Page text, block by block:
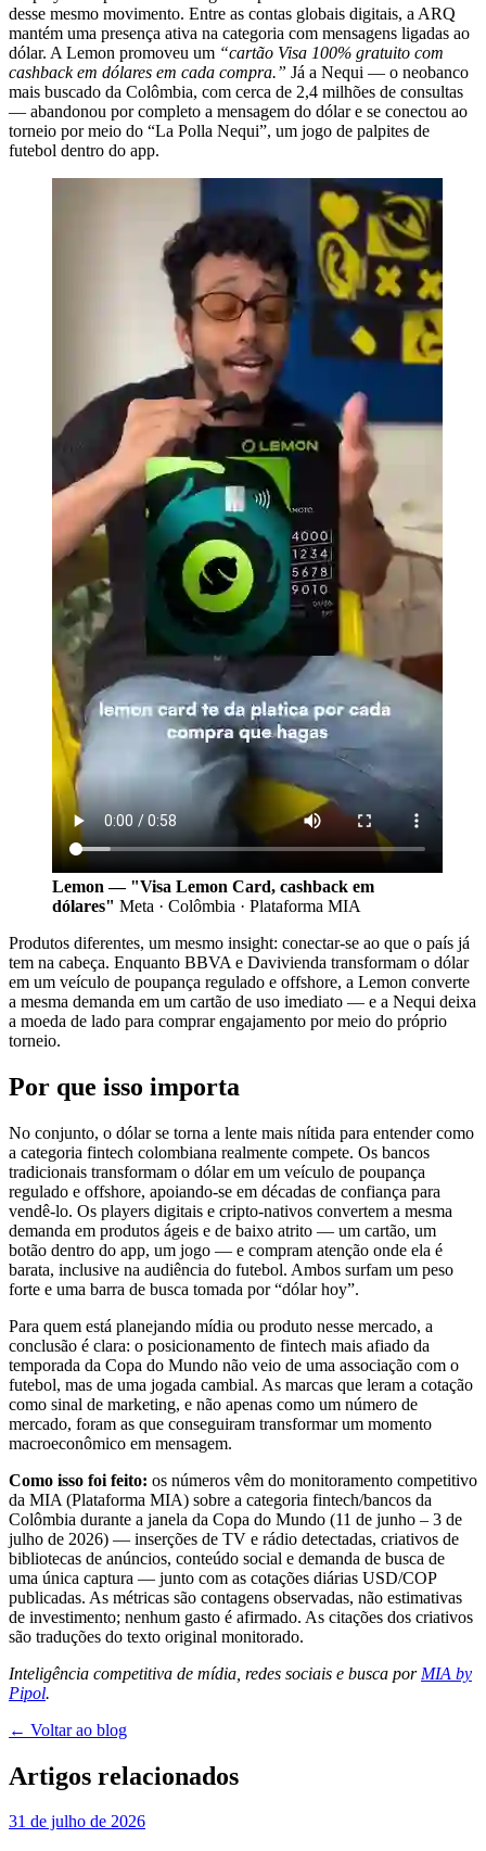
desse mesmo movimento. Entre as contas globais digitais, a ARQ
mantém uma presença ativa na categoria com mensagens ligadas ao
dólar. A Lemon promoveu um “cartão Visa 100% gratuito com
cashback em dólares em cada compra.” Já a Nequi — o neobanco
mais buscado da Colômbia, com cerca de 2,4 milhões de consultas
— abandonou por completo a mensagem do dólar e se conectou ao
torneio por meio do “La Polla Nequi”, um jogo de palpites de
futebol dentro do app.
Lemon — "Visa Lemon Card, cashback em
dólares" Meta · Colômbia · Plataforma MIA
Produtos diferentes, um mesmo insight: conectar-se ao que o país já
tem na cabeça. Enquanto BBVA e Davivienda transformam o dólar
em um veículo de poupança regulado e offshore, a Lemon converte
a mesma demanda em um cartão de uso imediato — e a Nequi deixa
a moeda de lado para comprar engajamento por meio do próprio
torneio.
Por que isso importa
No conjunto, o dólar se torna a lente mais nítida para entender como
a categoria fintech colombiana realmente compete. Os bancos
tradicionais transformam o dólar em um veículo de poupança
regulado e offshore, apoiando-se em décadas de confiança para
vendê-lo. Os players digitais e cripto-nativos convertem a mesma
demanda em produtos ágeis e de baixo atrito — um cartão, um
botão dentro do app, um jogo — e compram atenção onde ela é
barata, inclusive na audiência do futebol. Ambos surfam um peso
forte e uma barra de busca tomada por “dólar hoy”.
Para quem está planejando mídia ou produto nesse mercado, a
conclusão é clara: o posicionamento de fintech mais afiado da
temporada da Copa do Mundo não veio de uma associação com o
futebol, mas de uma jogada cambial. As marcas que leram a cotação
como sinal de marketing, e não apenas como um número de
mercado, foram as que conseguiram transformar um momento
macroeconômico em mensagem.
Como isso foi feito: os números vêm do monitoramento competitivo
da MIA (Plataforma MIA) sobre a categoria fintech/bancos da
Colômbia durante a janela da Copa do Mundo (11 de junho – 3 de
julho de 2026) — inserções de TV e rádio detectadas, criativos de
bibliotecas de anúncios, conteúdo social e demanda de busca de
uma única captura — junto com as cotações diárias USD/COP
publicadas. As métricas são contagens observadas, não estimativas
de investimento; nenhum gasto é afirmado. As citações dos criativos
são traduções do texto original monitorado.
Inteligência competitiva de mídia, redes sociais e busca por MIA by
Pipol.
← Voltar ao blog
Artigos relacionados
31 de julho de 2026